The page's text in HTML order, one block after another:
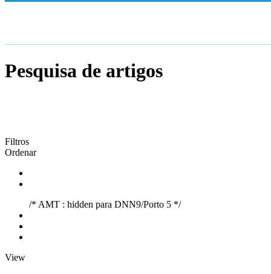
Pesquisa de artigos
Filtros
Ordenar
/* AMT : hidden para DNN9/Porto 5 */
View